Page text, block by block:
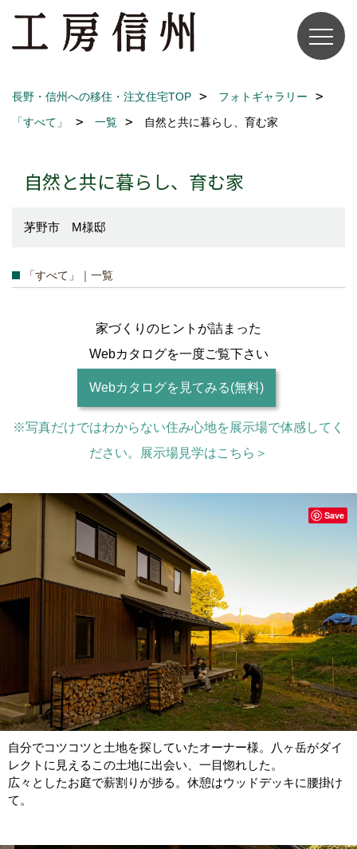
長野・信州への移住・注文住宅TOP
フォトギャラリー
「すべて」
一覧 自然と共に暮らし、育む家
自然と共に暮らし、育む家
茅野市 M様邸
「すべて」｜一覧
家づくりのヒントが詰まった
Webカタログを一度ご覧下さい
Webカタログを見てみる(無料)
※写真だけではわからない住み心地を展示場で体感してく
ださい。展示場見学はこちら＞
自分でコツコツと土地を探していたオーナー様。八ヶ岳がダイ
レクトに見えるこの土地に出会い、一目惚れした。
広々としたお庭で薪割りが捗る。休憩はウッドデッキに腰掛け
て。
Save